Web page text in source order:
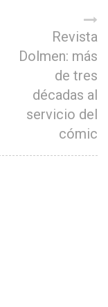
Revista
Dolmen: más
de tres
décadas al
servicio del
cómic